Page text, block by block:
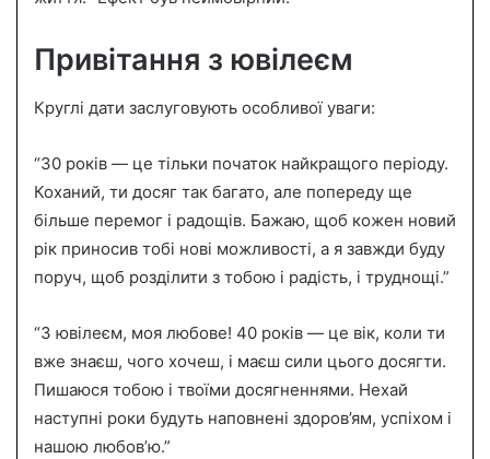
Привітання з ювілеєм
Круглі дати заслуговують особливої уваги:
“30 років — це тільки початок найкращого періоду.
Коханий, ти досяг так багато, але попереду ще
більше перемог і радощів. Бажаю, щоб кожен новий
рік приносив тобі нові можливості, а я завжди буду
поруч, щоб розділити з тобою і радість, і труднощі.”
“З ювілеєм, моя любове! 40 років — це вік, коли ти
вже знаєш, чого хочеш, і маєш сили цього досягти.
Пишаюся тобою і твоїми досягненнями. Нехай
наступні роки будуть наповнені здоров’ям, успіхом і
нашою любов’ю.”